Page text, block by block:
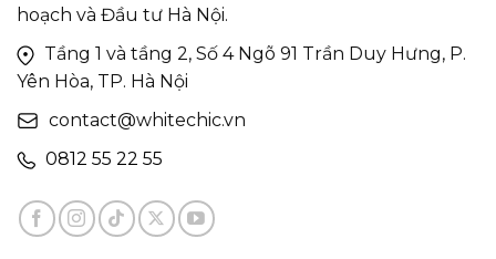
hoạch và Đầu tư Hà Nội.
Tầng 1 và tầng 2, Số 4 Ngõ 91 Trần Duy Hưng, P.
Yên Hòa, TP. Hà Nội
contact@whitechic.vn
0812 55 22 55